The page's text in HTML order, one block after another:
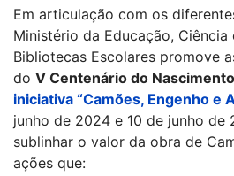
Em articulação com os
Ministério da Educação, Ciência
Bibliotecas Escolares promove
do V Centenário do
iniciativa “Camões, Engenho e
junho de 2024 e 10 de junho
sublinhar o valor da obra de
ações que: